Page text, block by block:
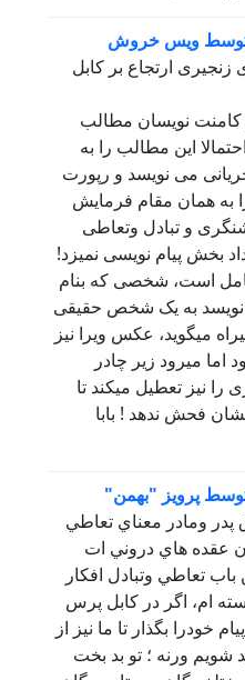
ویس خروش
ارتجاع بر کابل
کامنت نویسان مطالب
این مطالب را به
می نویسد و رپورت
به همان مقام فرمایش
و تبادل وتعاطی
بخش پیام نویسی نمیزد!
است، شخصی که بنام
نویسد به یک شخص حقیقی
میگوید، عکس ویرا نیز
میرود زیر چادر
نیز تعطیل میکند تا
فحش ندهد ! بابا
پرویز "بهمن"
پدر ومادر معناي تعاطي
عقده هاي دروني ات
تعاطي وتبادل افكار
ام، اگر در كابل پرس
خودرا بگذار تا ما نيز از
ورنه ؛ تو بد بخت